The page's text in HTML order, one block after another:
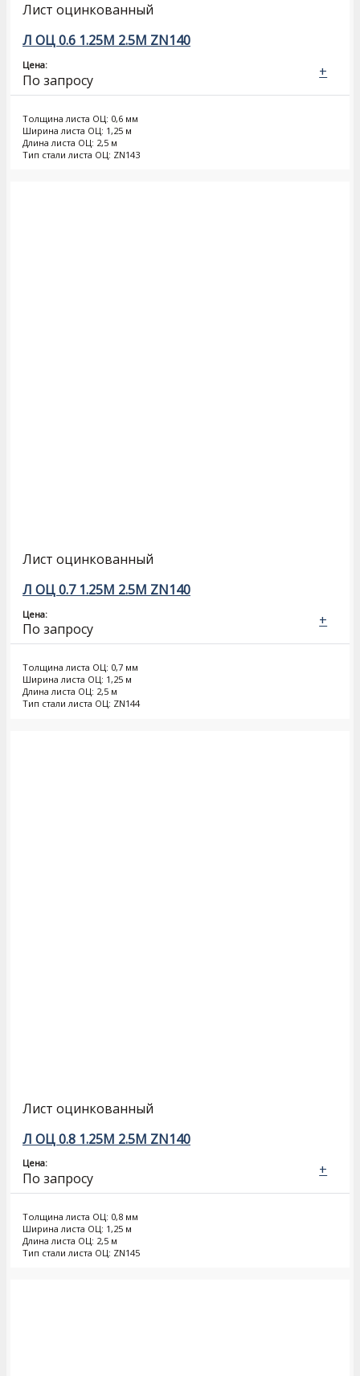
Лист оцинкованный
Л ОЦ 0.6 1.25М 2.5М ZN140
Цена:
По запросу
Толщина листа ОЦ: 0,6 мм
Ширина листа ОЦ: 1,25 м
Длина листа ОЦ: 2,5 м
Тип стали листа ОЦ: ZN143
+
Лист оцинкованный
Л ОЦ 0.7 1.25М 2.5М ZN140
Цена:
По запросу
Толщина листа ОЦ: 0,7 мм
Ширина листа ОЦ: 1,25 м
Длина листа ОЦ: 2,5 м
Тип стали листа ОЦ: ZN144
+
Лист оцинкованный
Л ОЦ 0.8 1.25М 2.5М ZN140
Цена:
По запросу
Толщина листа ОЦ: 0,8 мм
Ширина листа ОЦ: 1,25 м
Длина листа ОЦ: 2,5 м
Тип стали листа ОЦ: ZN145
+